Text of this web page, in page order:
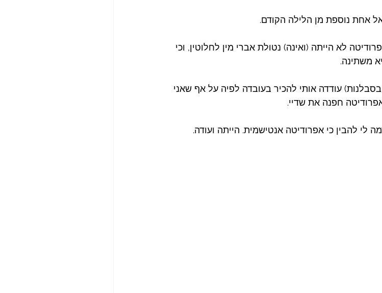
אחת נוספת מן הלילה הקודם.
לא הייתה (ואינה) נטולת אברי מין לחלוטין, וכי
משתינה.
עודדה אותי להכיר בעובדה לפיה על אף שאני
חפנה את שדיי.
לי להבין כי אפרודיטה אנטישמית. הייתה ועודה.